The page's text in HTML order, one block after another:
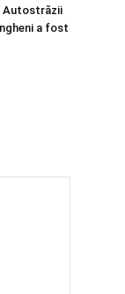
Autostrăzii
a fost